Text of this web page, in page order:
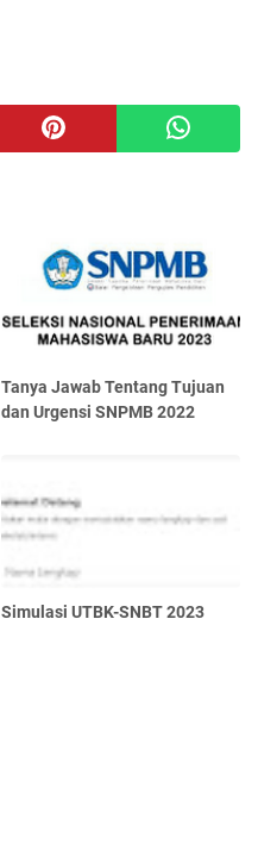
Tanya Jawab Tentang Tujuan
dan Urgensi SNPMB 2022
Simulasi UTBK-SNBT 2023